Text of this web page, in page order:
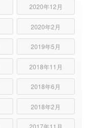
2020年12月
2020年2月
2019年5月
2018年11月
2018年6月
2018年2月